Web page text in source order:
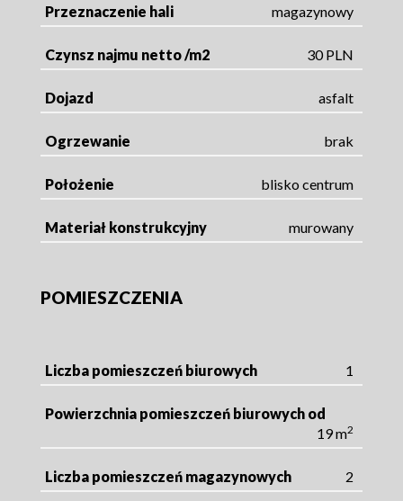
Przeznaczenie hali magazynowy
Czynsz najmu netto /m2 30 PLN
Dojazd asfalt
Ogrzewanie brak
Położenie blisko centrum
Materiał konstrukcyjny murowany
POMIESZCZENIA
Liczba pomieszczeń biurowych 1
Powierzchnia pomieszczeń biurowych od
19 m2
Liczba pomieszczeń magazynowych 2